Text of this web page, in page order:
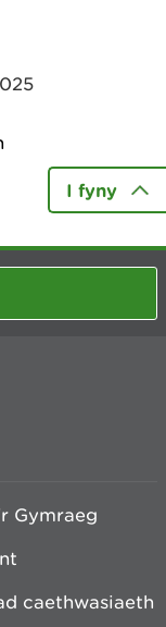
I fyny
Gymraeg
caethwasiaeth